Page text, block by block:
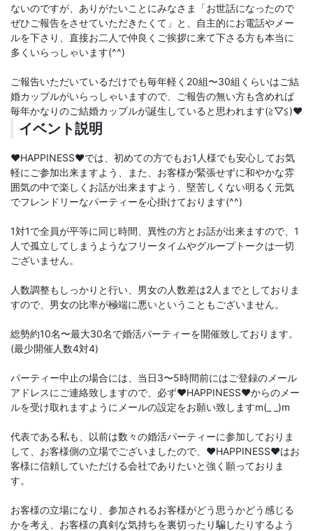
ないのですが、ありがたいことにみなさま「お世話になったので
ぜひご報告をさせていただきたくて」と、自主的にお電話やメー
ルを下さり、直接お二人で仲良くご挨拶に来て下さる方も本当に
多くいらっしゃいます(^^)
ご報告いただいているだけでも毎年軽く20組〜30組くらいはご結
婚カップルがいらっしゃいますので、ご報告の無い方も含めれば
毎年かなりのご結婚カップルが誕生していると思われます(≧▽≦)♥️
イベント説明
♥️HAPPINESS♥️では、初めての方でもお1人様でも安心してお気
軽にご参加出来ますよう、また、お客様が緊張せずに和やかな雰
囲気の中で楽しくお話が出来ますよう、堅苦しくない明るく元気
でフレンドリーなパーティーを心掛けております(^^)
1対1で全員が平等に同じ時間、異性の方とお話が出来ますので、1
人で孤立してしまうようなフリータイムやグループトークは一切
ございません。
人数調整もしっかりと行い、男女の人数差は2人までとしておりま
すので、男女の比率が極端に悪いということもございません。
総勢約10名〜最大30名で婚活パーティーを開催致しております。
(最少開催人数4対4)
パーティー中止の場合には、当日3〜5時間前にはご登録のメール
アドレスにご連絡致しますので、必ず♥️HAPPINESS♥️からのメー
ルを受け取れますようにメールの設定をお願い致しますm(_ _)m
代表である私も、以前は数々の婚活パーティーに参加しておりま
して、お客様側の立場でございましたので、♥️HAPPINESS♥️はお
客様に信頼していただける会社でありたいと強く願っておりま
す。
お客様の立場になり、参加されるお客様がどう思うかどう感じる
かを考え、お客様の真剣な気持ちを裏切ったり騙したりするよう